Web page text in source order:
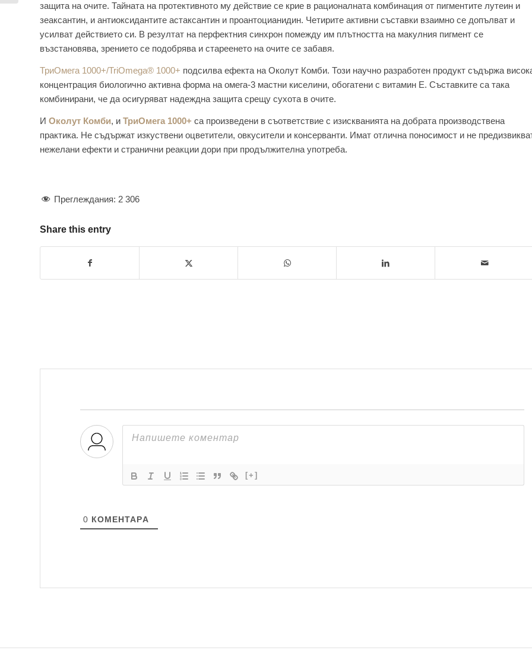
защита на очите. Тайната на протективното му действие се крие в рационалната комбинация от пигментите лутеин и
зеаксантин, и антиоксидантите астаксантин и проантоцианидин. Четирите активни съставки взаимно се допълват и
усилват действието си. В резултат на перфектния синхрон помежду им плътността на макулния пигмент се
възстановява, зрението се подобрява и стареенето на очите се забавя.
ТриОмега 1000+/TriOmega® 1000+ подсилва ефекта на Околут Комби. Този научно разработен продукт съдържа
концентрация биологично активна форма на омега-3 мастни киселини, обогатени с витамин Е. Съставките са така
комбинирани, че да осигуряват надеждна защита срещу сухота в очите.
И Околут Комби, и ТриОмега 1000+ са произведени в съответствие с изискванията на добрата производствена
практика. Не съдържат изкуствени оцветители, овкусители и консерванти. Имат отлична поносимост и не
нежелани ефекти и странични реакции дори при продължителна употреба.
Преглеждания: 2 306
Share this entry
[+]
0 КОМЕНТАРA